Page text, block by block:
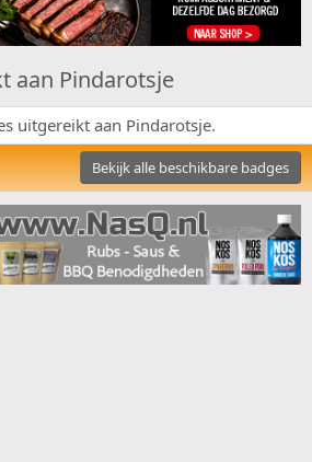
aan Pindarotsje
uitgereikt aan Pindarotsje.
Bekijk alle beschikbare badges